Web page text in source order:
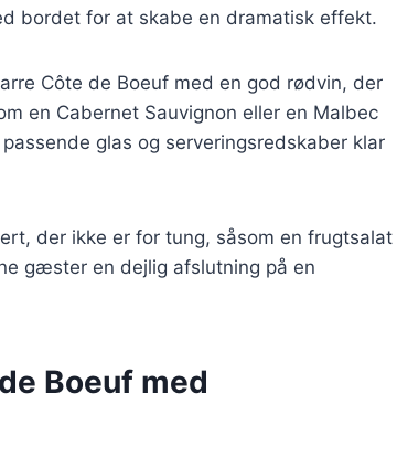
bordet for at skabe en dramatisk effekt.
Côte de Boeuf med en god rødvin, der
en Cabernet Sauvignon eller en Malbec
glas og serveringsredskaber klar
der ikke er for tung, såsom en frugtsalat
gæster en dejlig afslutning på en
Boeuf med